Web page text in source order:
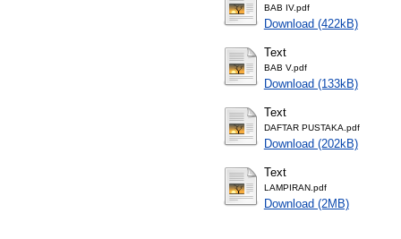
BAB IV.pdf
Download (422kB)
Text
BAB V.pdf
Download (133kB)
Text
DAFTAR PUSTAKA.pdf
Download (202kB)
Text
LAMPIRAN.pdf
Download (2MB)